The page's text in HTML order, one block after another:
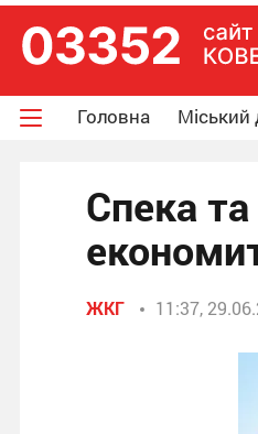
Головна Міський
Спека
ЖКГ 11:37,